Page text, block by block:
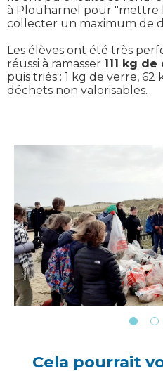
à Plouharnel pour "mettre
collecter un maximum de
Les élèves ont été très
réussi à ramasser 111 kg
puis triés : 1 kg de verre, 62
déchets non valorisables.
Cela pourrait